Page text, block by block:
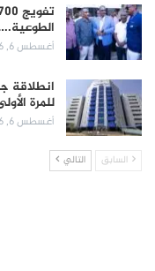
أغسطس 6, 2026
انطلاقة
للمرة
أغسطس 6, 2026
السابق التالي